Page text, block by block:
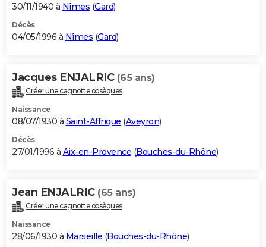
30/11/1940 à Nîmes (Gard)
Décès
04/05/1996 à Nîmes (Gard)
Jacques ENJALRIC (65 ans)
Créer une cagnotte obsèques
Naissance
08/07/1930 à Saint-Affrique (Aveyron)
Décès
27/01/1996 à Aix-en-Provence (Bouches-du-Rhône)
Jean ENJALRIC (65 ans)
Créer une cagnotte obsèques
Naissance
28/06/1930 à Marseille (Bouches-du-Rhône)